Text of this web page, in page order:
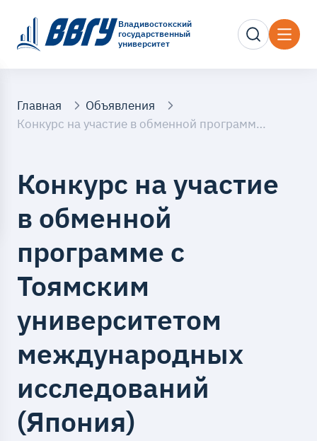
Владивостокский
государственный
университет
Главная
Объявления
Конкурс на участие в обменной программе с Тоямским университетом международных исследований (Япония)
Конкурс на участие
в обменной
программе с
Тоямским
университетом
международных
исследований
(Япония)